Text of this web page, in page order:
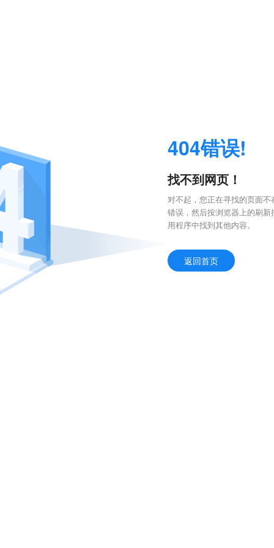
404错误!
找不到网页！
对不起，您正在寻找的页面
错误，然后按浏览器上的刷
用程序中找到其他内容。
返回首页